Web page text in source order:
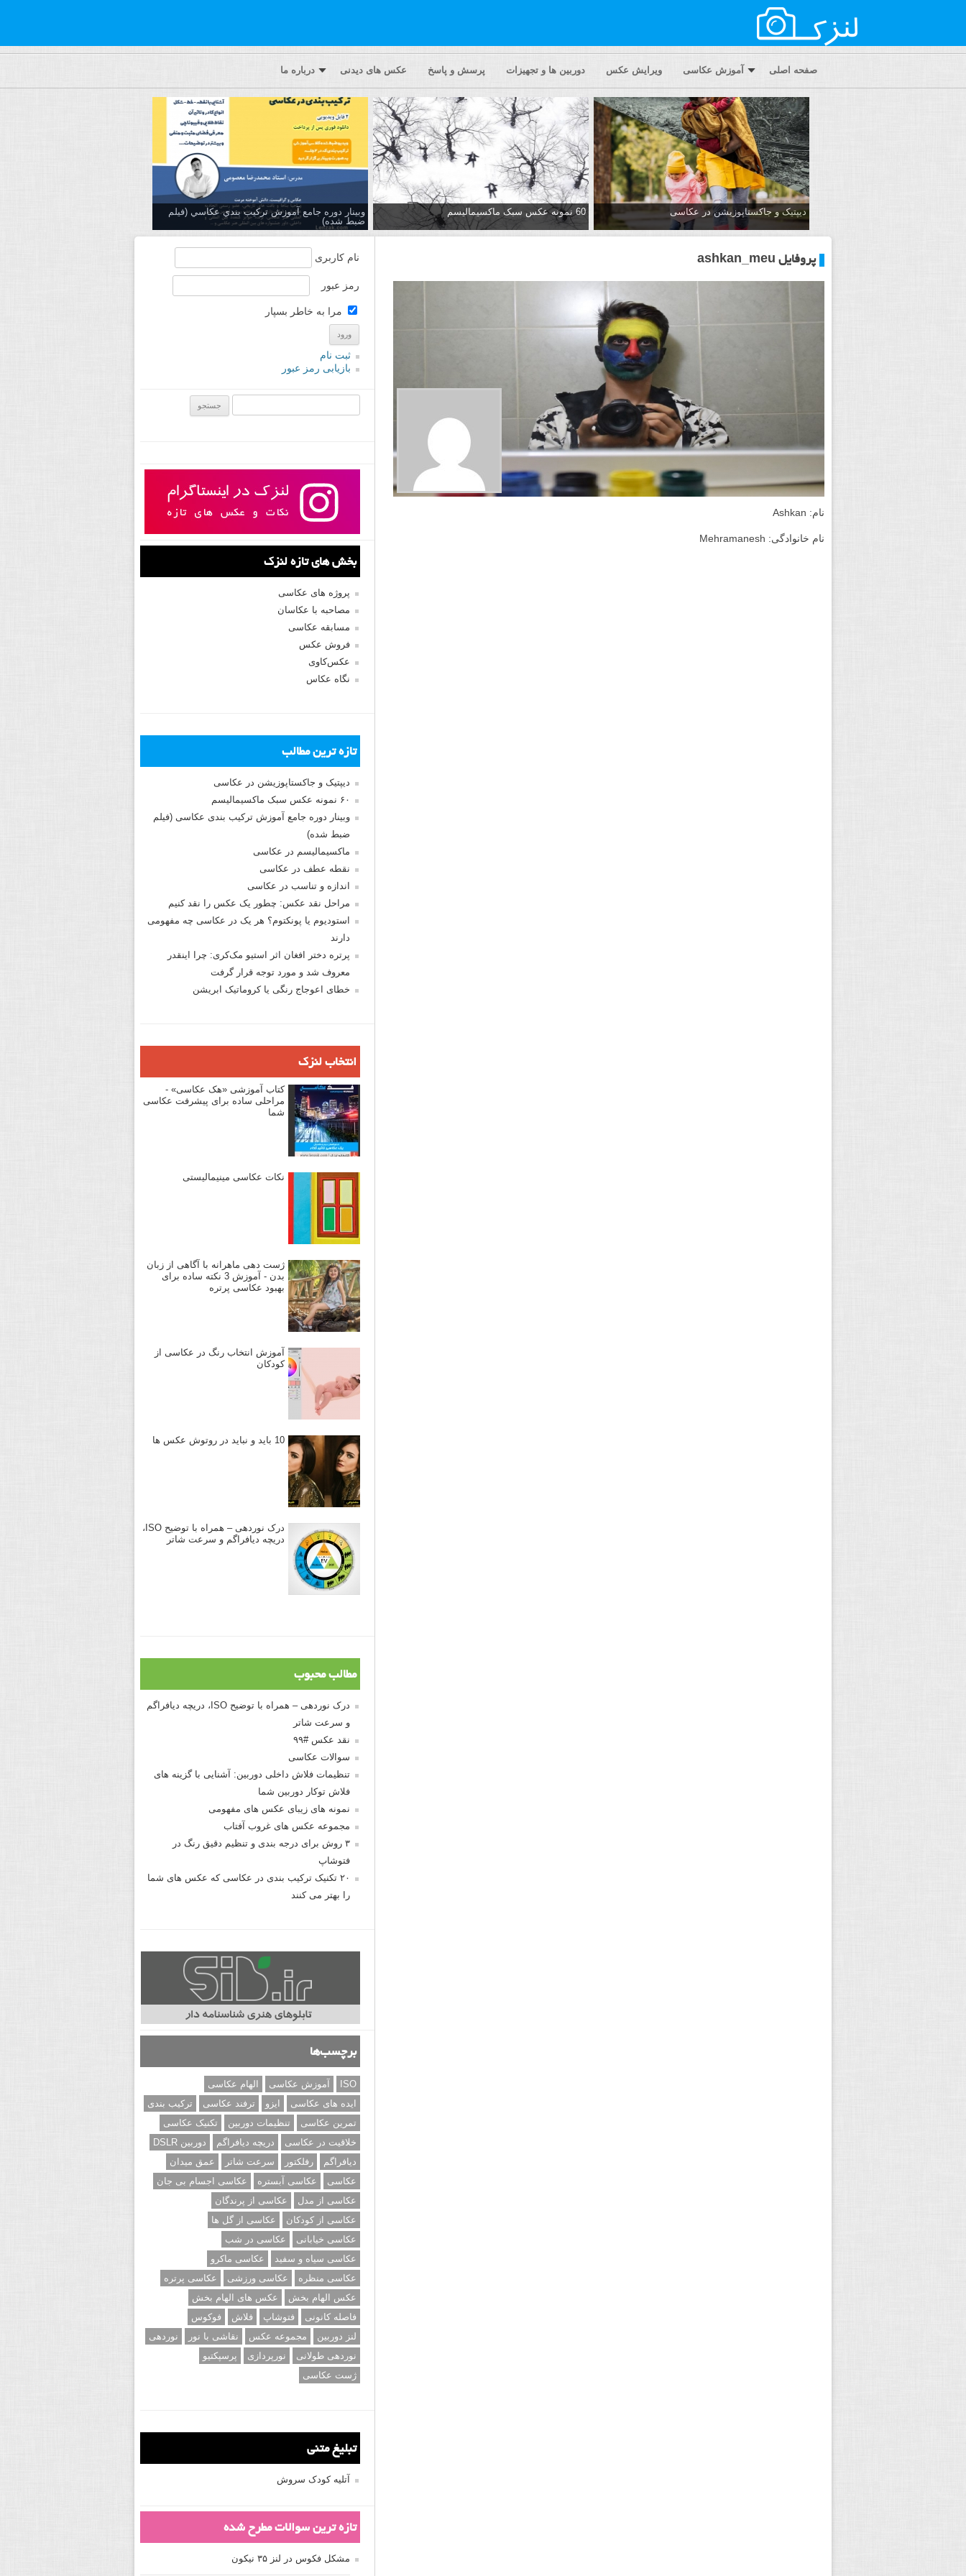
صفحه اصلی آموزش عکاسی ویرایش عکس دوربین ها و تجهیزات پرسش و پاسخ عکس های دیدنی درباره ما
دیپتیک و جاکستا‌پوزیشن در عکاسی 60 نمونه عکس سبک ماکسیمالیسم
وبینار دوره جامع آموزش تركيب بندي عكاسي (فیلم
ضبط شده)
پروفایل ashkan_meu
نام: Ashkan
نام خانوادگی: Mehramanesh
نام کاربری
رمز عبور
مرا به خاطر بسپار
ثبت نام
بازیابی رمز عبور
بخش های تازه لنزک
پروژه های عکاسی
مصاحبه با عکاسان
مسابقه عکاسی
فروش عکس
عکس‌کاوی
نگاه عکاس
تازه ترین مطالب
دیپتیک و جاکستا‌پوزیشن در عکاسی
۶۰ نمونه عکس سبک ماکسیمالیسم
وبینار دوره جامع آموزش ترکیب بندی عکاسی (فیلم
ضبط شده)
ماکسیمالیسم در عکاسی
نقطه عطف در عکاسی
اندازه و تناسب در عکاسی
مراحل نقد عکس: چطور یک عکس را نقد کنیم
استودیوم یا پونکتوم؟ هر یک در عکاسی چه مفهومی
دارند
پرتره دختر افغان اثر استیو مک‌کری: چرا اینقدر
معروف شد و مورد توجه قرار گرفت
خطای اعوجاج رنگی یا کروماتیک ابریشن
انتخاب لنزک
کتاب آموزشی «هک عکاسی» -
مراحلی ساده برای پیشرفت عکاسی
شما
نکات عکاسی مینیمالیستی
ژست دهی ماهرانه با آگاهی از زبان
بدن - آموزش 3 نکته ساده برای
بهبود عکاسی پرتره
آموزش انتخاب رنگ در عکاسی از
کودکان
10 باید و نباید در روتوش عکس ها
درک نوردهی – همراه با توضیح ISO،
دریچه دیافراگم و سرعت شاتر
مطالب محبوب
درک نوردهی – همراه با توضیح ISO، دریچه دیافراگم
و سرعت شاتر
نقد عکس #۹۹
سوالات عکاسی
تنظیمات فلاش داخلی دوربین: آشنایی با گزینه های
فلاش توکار دوربین شما
نمونه های زیبای عکس های مفهومی
مجموعه عکس های غروب آفتاب
۳ روش برای درجه بندی و تنظیم دقیق رنگ در
فتوشاپ
۲۰ تکنیک ترکیب بندی در عکاسی که عکس های شما
را بهتر می کنند
برچسب‌ها
ISO آموزش عکاسی
الهام عکاسی
ایده های عکاسی
ایزو ترفند عکاسی
ترکیب بندی
تمرین عکاسی
تنظیمات دوربین
تکنیک عکاسی
خلاقیت در عکاسی
دریچه دیافراگم
دوربین DSLR
دیافراگم
رفلکتور سرعت شاتر
عمق میدان
عکاسی
عکاسی آبستره
عکاسی اجسام بی جان
عکاسی از مدل
عکاسی از پرندگان
عکاسی از کودکان
عکاسی از گل ها
عکاسی خیابانی
عکاسی در شب
عکاسی سیاه و سفید
عکاسی ماکرو
عکاسی منظره
عکاسی ورزشی
عکاسی پرتره
عکس الهام بخش
عکس های الهام بخش
فاصله کانونی
فتوشاپ فلاش
فوکوس
لنز دوربین
مجموعه عکس نقاشی با نور
نوردهی
نوردهی طولانی
نورپردازی
پرسپکتیو
ژست عکاسی
تبلیغ متنی
آتلیه کودک سروش
تازه ترین سوالات مطرح شده
مشکل فکوس در لنز ۳۵ نیکون